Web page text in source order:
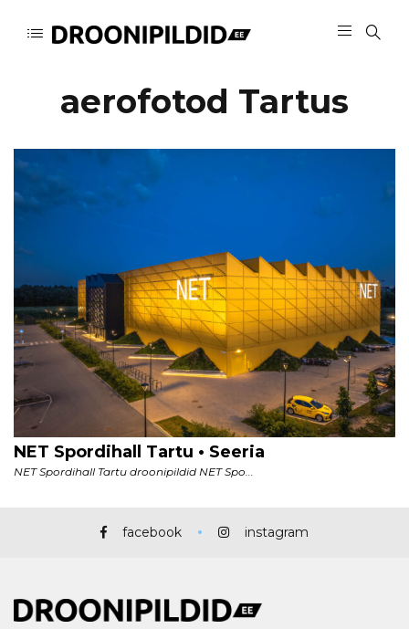
aerofotod Tartus
facebook instagram